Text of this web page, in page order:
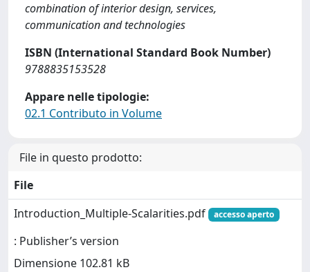
combination of interior design, services,
communication and technologies
ISBN (International Standard Book Number)
9788835153528
Appare nelle tipologie:
02.1 Contributo in Volume
File in questo prodotto:
File
Introduction_Multiple-Scalarities.pdf
accesso aperto
: Publisher’s version
Dimensione 102.81 kB